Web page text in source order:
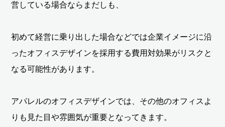
営している場合ならまだしも、
初めて経営に乗り出した場合などでは企業イメージに沿
ったオフィスデザインを採用する費用対効果がリスクと
なる可能性があります。
アパレルのオフィスデザインでは、その他のオフィスよ
りも見た目や雰囲気が重要となってきます。